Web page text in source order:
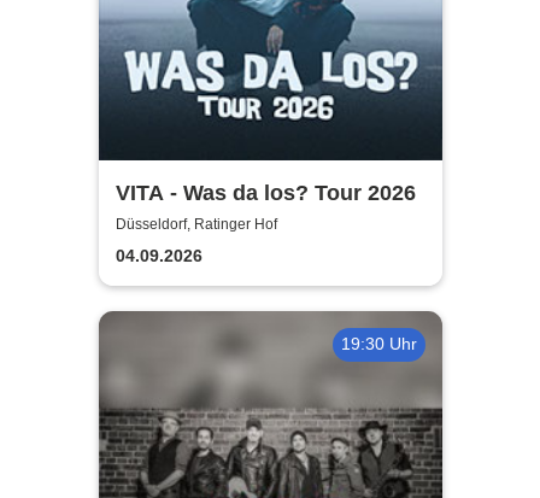
VITA - Was da los? Tour 2026
Düsseldorf, Ratinger Hof
04.09.2026
19:30 Uhr